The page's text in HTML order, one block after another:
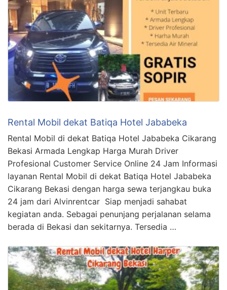
Rental Mobil dekat Batiqa Hotel Jababeka
Rental Mobil di dekat Batiqa Hotel Jababeka Cikarang
Bekasi Armada Lengkap Harga Murah Driver
Profesional Customer Service Online 24 Jam Informasi
layanan Rental Mobil di dekat Batiqa Hotel Jababeka
Cikarang Bekasi dengan harga sewa terjangkau buka
24 jam dari Alvinrentcar Siap menjadi sahabat
kegiatan anda. Sebagai penunjang perjalanan selama
berada di Bekasi dan sekitarnya. Tersedia …